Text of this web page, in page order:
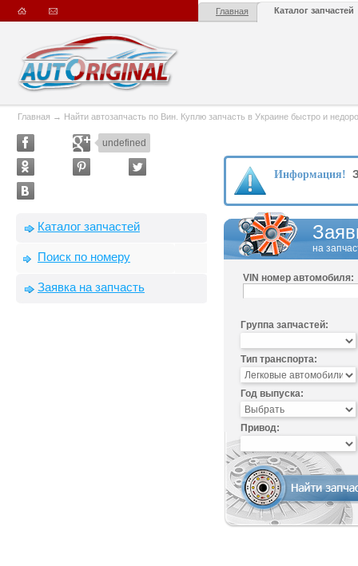
Главная Каталог запчастей
Главная → Найти автозапчасть по Вин. Куплю запчасть в Украине быстро и
undefined
Каталог запчастей
Поиск по номеру
Заявка на запчасть
Информация!
на
VIN номер автомобиля:
Группа запчастей:
Тип транспорта:
Год выпуска:
Привод: